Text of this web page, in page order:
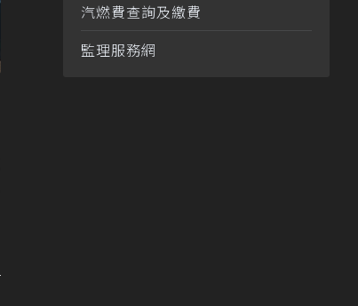
汽燃費查詢及繳費
監理服務網